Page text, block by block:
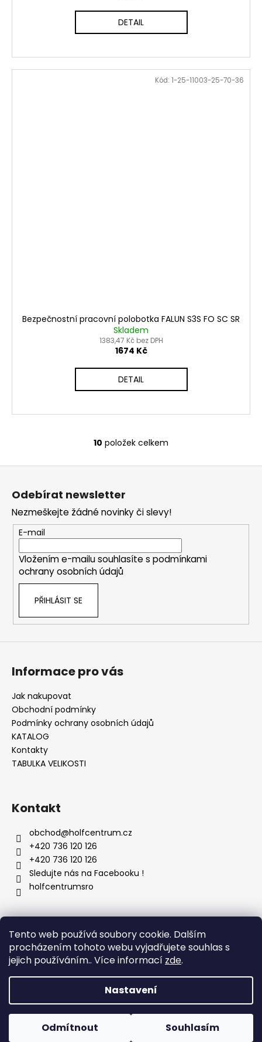
Tento web používá soubory cookie. Dalším
procházením tohoto webu vyjadřujete souhlas s
jejich používáním.. Více informací zde.
Nastavení
Odmítnout Souhlasím
DETAIL
Bezpečnostní pracovní polobotka FALUN S3S FO SC SR
Skladem
1383,47 Kč bez DPH
1674 Kč
DETAIL
Kód: 1-25-11003-25-70-36
O
a
c
í
p
r
ý
p
10 položek celkem
Z
Odebírat newsletter
Nezmeškejte žádné novinky či slevy!
E-mail
Vložením e-mailu souhlasíte s podmínkami
ochrany osobních údajů
PŘIHLÁSIT SE
Informace pro vás
Jak nakupovat
Obchodní podmínky
Podmínky ochrany osobních údajů
KATALOG
Kontakty
TABULKA VELIKOSTI
Kontakt
obchod@holfcentrum.cz
+420 736 120 126
+420 736 120 126
Sledujte nás na Facebooku !
holfcentrumsro
Vytvořil Shoptet
Copyright 2026HFwork . Všechna práva vyhrazena.